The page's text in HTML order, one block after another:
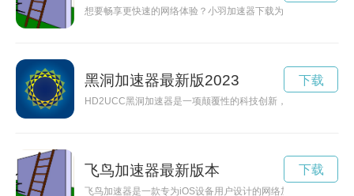
想要畅享更快速的网络体验？小羽加速器下载为您提供网络加
黑洞加速器最新版2023
HD2UCC黑洞加速器是一项颠覆性的科技创新，在加速器领域
下载
飞鸟加速器最新版本
飞鸟加速器是一款专为iOS设备用户设计的网络加速工具，通
下载